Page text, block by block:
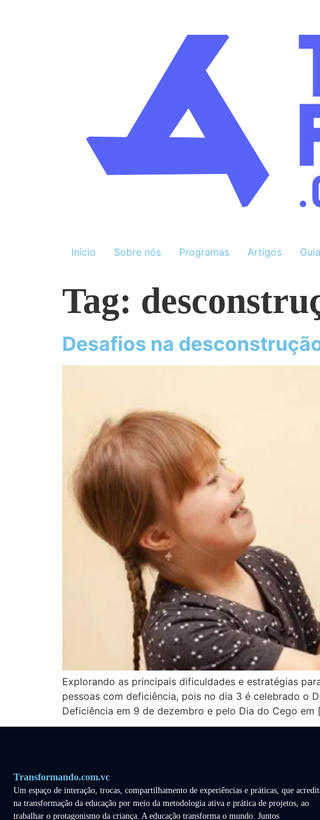
Início Sobre nós Programas Artigos
Tag:
Desafios na
Explorando as principais dificuldades e estratégias
pessoas com deficiência, pois no dia 3 é celebrado o
Deficiência em 9 de dezembro e pelo Dia do Cego em
Transformando.com.vc
Um espaço de interação, trocas, compartilhamento de experiências e práticas, que
na transformação da educação por meio da metodologia ativa e prática de projetos, ao
trabalhar o protagonismo da criança. A educação transforma o mundo. Juntos